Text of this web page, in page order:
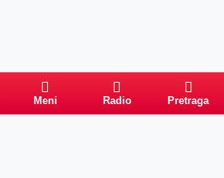
Meni Radio Pretraga